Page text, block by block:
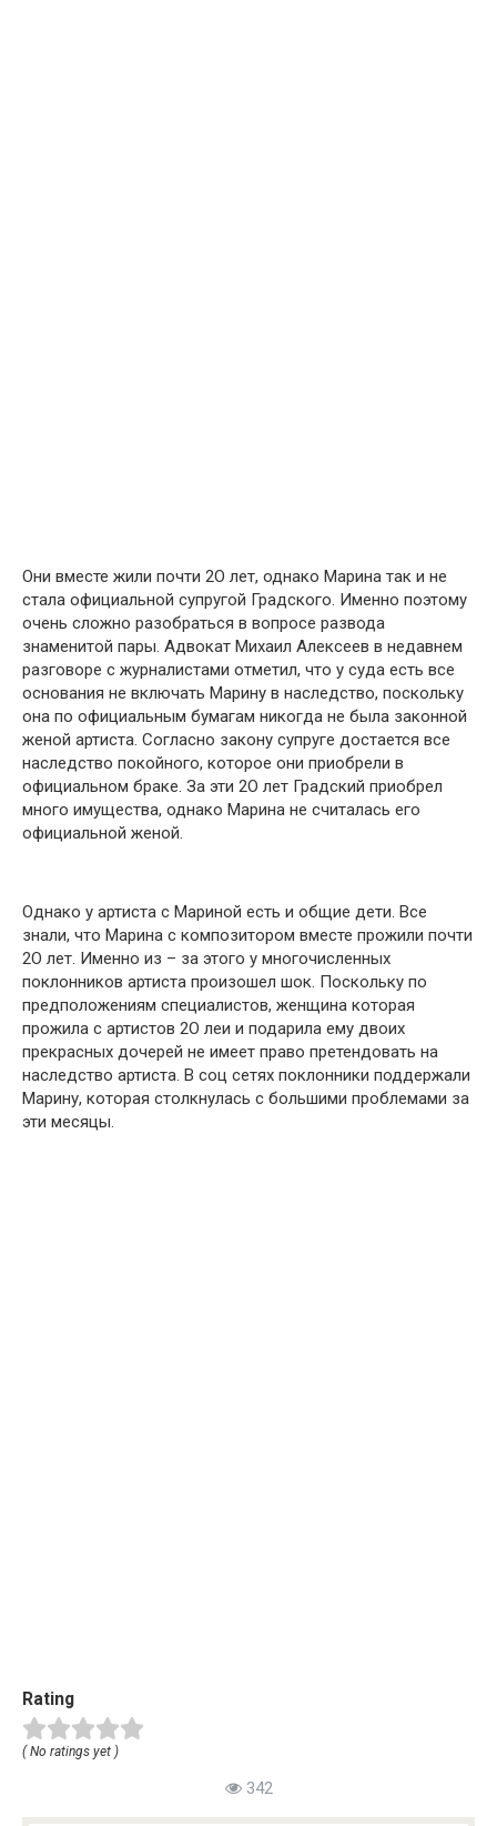
Они вместе жили почти 2О лет, однако Марина так и не
стала официальной супругой Градского. Именно поэтому
очень сложно разобраться в вопросе развода
знаменитой пары. Адвокат Михаил Алексеев в недавнем
разговоре с журналистами отметил, что у суда есть все
основания не включать Марину в наследство, поскольку
она по официальным бумагам никогда не была законной
женой артиста. Согласно закону супруге достается все
наследство покойного, которое они приобрели в
официальном браке. За эти 2О лет Градский приобрел
много имущества, однако Марина не считалась его
официальной женой.
Однако у артиста с Мариной есть и общие дети. Все
знали, что Марина с композитором вместе прожили почти
2О лет. Именно из – за этого у многочисленных
поклонников артиста произошел шок. Поскольку по
предположениям специалистов, женщина которая
прожила с артистов 2О леи и подарила ему двоих
прекрасных дочерей не имеет право претендовать на
наследство артиста. В соц сетях поклонники поддержали
Марину, которая столкнулась с большими проблемами за
эти месяцы.
Rating
( No ratings yet )
342